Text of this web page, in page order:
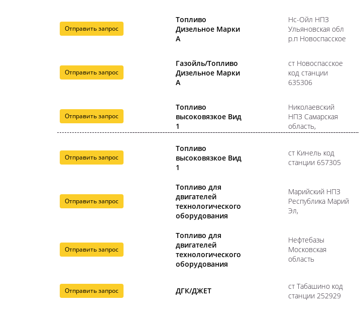
Отправить запрос
Топливо
Дизельное Марки
А
Нс-Ойл НПЗ
Ульяновская обл
р.п Новоспасское
Отправить запрос
Газойль/Топливо
Дизельное Марки
А
ст Новоспасское
код станции
635306
Отправить запрос
Топливо
высоковязкое Вид
1
Николаевский
НПЗ Самарская
область,
Отправить запрос
Топливо
высоковязкое Вид
1
ст Кинель код
станции 657305
Отправить запрос
Топливо для
двигателей
технологического
оборудования
Марийский НПЗ
Республика Марий
Эл,
Отправить запрос
Топливо для
двигателей
технологического
оборудования
Нефтебазы
Московская
область
Отправить запрос ДГК/ДЖЕТ
ст Табашино код
станции 252929